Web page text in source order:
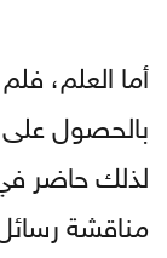
أما العلم،
بالحصول على
لذلك حاضر
مناقشة